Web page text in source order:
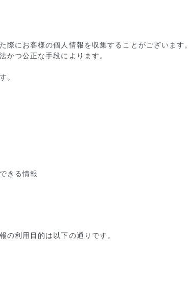
にお客様の個人情報を収集することがございます。
かつ公正な手段によります。
。
きる情報
の利用目的は以下の通りです。